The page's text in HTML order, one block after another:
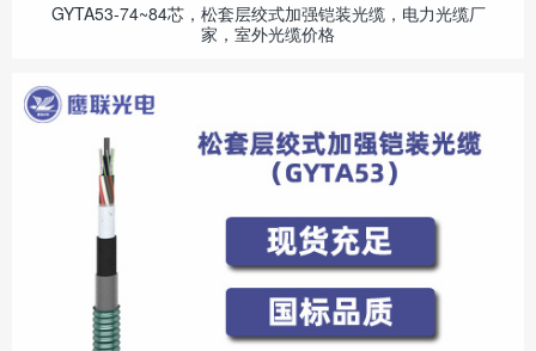
GYTA53-74~84芯，松套层绞式加强铠装光缆，电力光缆厂
家，室外光缆价格